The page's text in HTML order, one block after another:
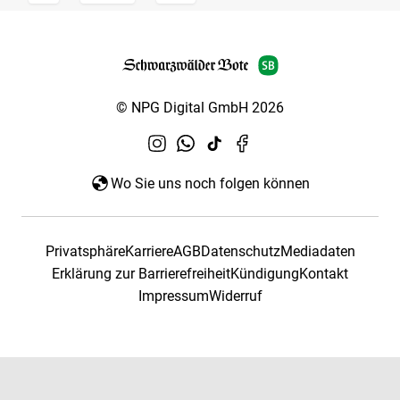
© NPG Digital GmbH 2026
Wo Sie uns noch folgen können
PrivatsphäreKarriereAGBDatenschutzMediadaten
Erklärung zur BarrierefreiheitKündigungKontakt
ImpressumWiderruf